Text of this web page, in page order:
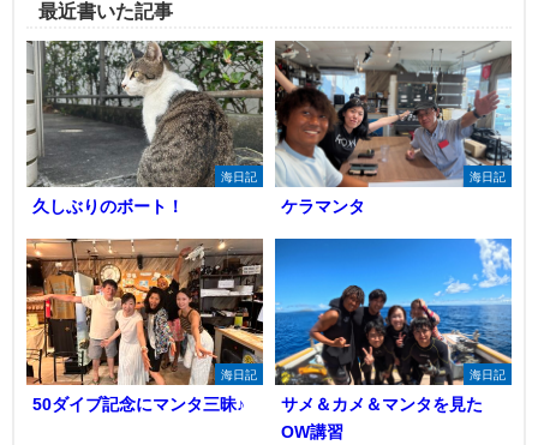
最近書いた記事
海日記
久しぶりのボート！
海日記
ケラマンタ
海日記
50ダイブ記念にマンタ三昧♪
海日記
サメ＆カメ＆マンタを見た
OW講習